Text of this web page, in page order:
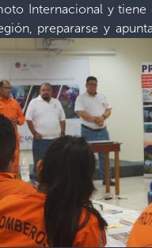
Internacional y
prepararse y